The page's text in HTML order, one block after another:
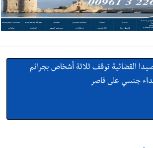
القضائية توقف ثلاثة أشخاص بجرائم
جنسي على قاصر